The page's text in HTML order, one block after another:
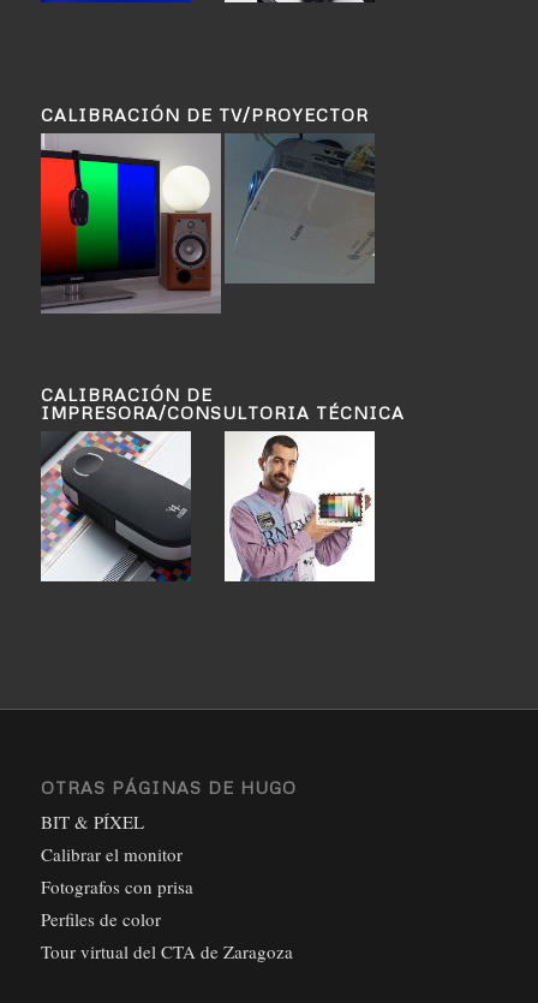
CALIBRACIÓN DE TV/PROYECTOR
CALIBRACIÓN DE
IMPRESORA/CONSULTORIA TÉCNICA
OTRAS PÁGINAS DE HUGO
BIT & PÍXEL
Calibrar el monitor
Fotografos con prisa
Perfiles de color
Tour virtual del CTA de Zaragoza